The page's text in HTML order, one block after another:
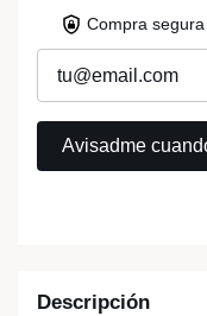
Descripción
Compra segura